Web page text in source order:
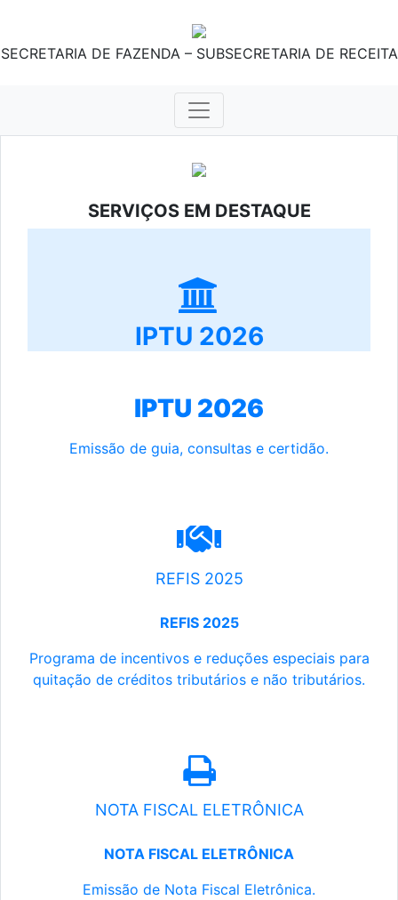
SECRETARIA DE FAZENDA – SUBSECRETARIA DE RECEITA
SERVIÇOS EM DESTAQUE
IPTU 2026
IPTU 2026
Emissão de guia, consultas e certidão.
REFIS 2025
REFIS 2025
Programa de incentivos e reduções especiais para
quitação de créditos tributários e não tributários.
NOTA FISCAL ELETRÔNICA
NOTA FISCAL ELETRÔNICA
Emissão de Nota Fiscal Eletrônica.